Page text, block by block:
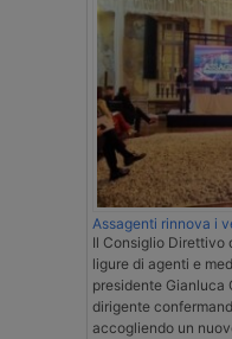
Assagenti rinnova i
Il Consiglio Direttivo
ligure di agenti e
presidente Gianluca
dirigente
accogliendo un